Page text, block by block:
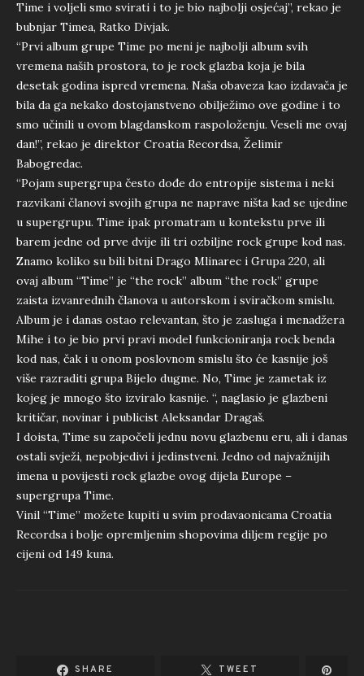
Time i voljeli smo svirati i to je bio najbolji osjećaj”, rekao je
bubnjar Timea, Ratko Divjak.
“Prvi album grupe Time po meni je najbolji album svih
vremena naših prostora, to je rock glazba koja je bila
desetak godina ispred vremena. Naša obaveza kao izdavača je
bila da ga nekako dostojanstveno obilježimo ove godine i to
smo učinili u ovom blagdanskom raspoloženju. Veseli me ovaj
dan!”, rekao je direktor Croatia Recordsa, Želimir
Babogredac.
“Pojam supergrupa često dođe do entropije sistema i neki
razvikani članovi svojih grupa ne naprave ništa kad se ujedine
u supergrupu. Time ipak promatram u kontekstu prve ili
barem jedne od prve dvije ili tri ozbiljne rock grupe kod nas.
Znamo koliko su bili bitni Drago Mlinarec i Grupa 220, ali
ovaj album “Time” je “the rock” album “the rock” grupe
zaista izvanrednih članova u autorskom i sviračkom smislu.
Album je i danas ostao relevantan, što je zasluga i menadžera
Mihe i to je bio prvi pravi model funkcioniranja rock benda
kod nas, čak i u onom poslovnom smislu što će kasnije još
više razraditi grupa Bijelo dugme. No, Time je zametak iz
kojeg je mnogo što izviralo kasnije. “, naglasio je glazbeni
kritičar, novinar i publicist Aleksandar Dragaš.
I doista, Time su započeli jednu novu glazbenu eru, ali i danas
ostali svježi, nepobjedivi i jedinstveni. Jedno od najvažnijih
imena u povijesti rock glazbe ovog dijela Europe –
supergrupa Time.
Vinil “Time” možete kupiti u svim prodavaonicama Croatia
Recordsa i bolje opremljenim shopovima diljem regije po
cijeni od 149 kuna.
SHARE TWEET